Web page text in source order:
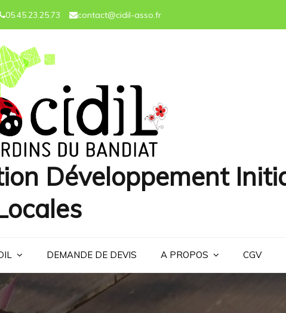
05.45.23.25.73 contact@cidil-asso.fr
Développement
DEMANDE DE DEVIS A PROPOS CGV